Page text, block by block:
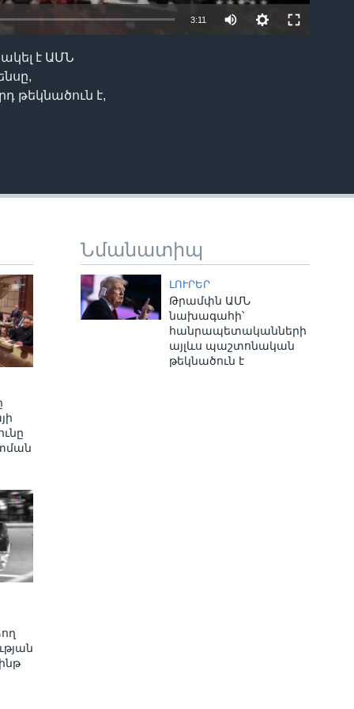
3:11
է ԱՄՆ
է,
Նմանատիպ
ԼՈՒՐԵՐ
Թրամփն ԱՄՆ
նախագահի՝
հանրապետականների
այլևս պաշտոնական
թեկնածուն է